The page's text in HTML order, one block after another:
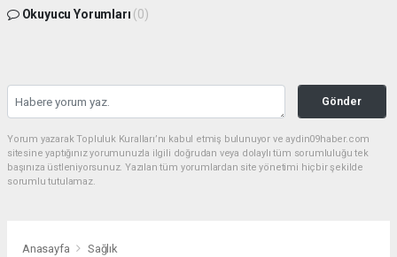
Okuyucu Yorumları (0)
Gönder
Yorum yazarak Topluluk Kuralları’nı kabul etmiş bulunuyor ve aydin09haber.com
sitesine yaptığınız yorumunuzla ilgili doğrudan veya dolaylı tüm sorumluluğu tek
başınıza üstleniyorsunuz. Yazılan tüm yorumlardan site yönetimi hiçbir şekilde
sorumlu tutulamaz.
Anasayfa Sağlık